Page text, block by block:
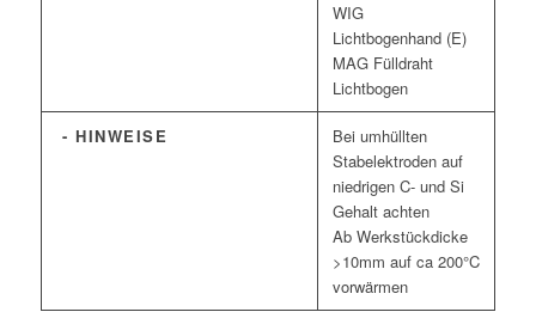
WIG
Lichtbogenhand (E)
MAG Fülldraht
Lichtbogen
- HINWEISE
Bei umhüllten
Stabelektroden auf
niedrigen C- und Si
Gehalt achten
Ab Werkstückdicke
>10mm auf ca 200°C
vorwärmen